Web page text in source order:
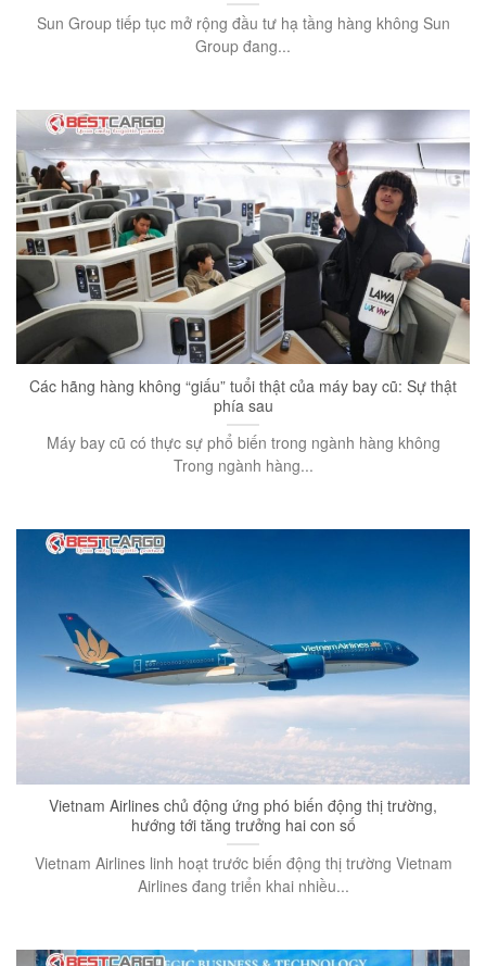
Sun Group tiếp tục mở rộng đầu tư hạ tầng hàng không Sun
Group đang...
Các hãng hàng không “giấu” tuổi thật của máy bay cũ: Sự thật
phía sau
Máy bay cũ có thực sự phổ biến trong ngành hàng không
Trong ngành hàng...
Vietnam Airlines chủ động ứng phó biến động thị trường,
hướng tới tăng trưởng hai con số
Vietnam Airlines linh hoạt trước biến động thị trường Vietnam
Airlines đang triển khai nhiều...